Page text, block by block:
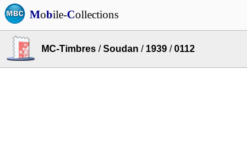
Mobile-Collections
MC-Timbres /Soudan / 1939 /0112